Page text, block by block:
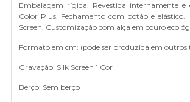
Embalagem rígida. Revestida internamente e
Color Plus. Fechamento com botão e elástico.
Screen. Customização com alça em couro
Formato em cm: (pode ser produzida em outros
Gravação: Silk Screen 1 Cor
Berço: Sem berço